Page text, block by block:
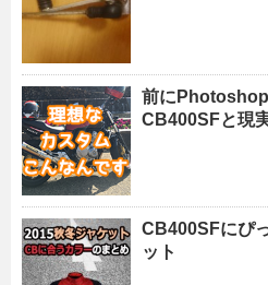
前に
CB400SFと現
CB400SFにぴ
ット